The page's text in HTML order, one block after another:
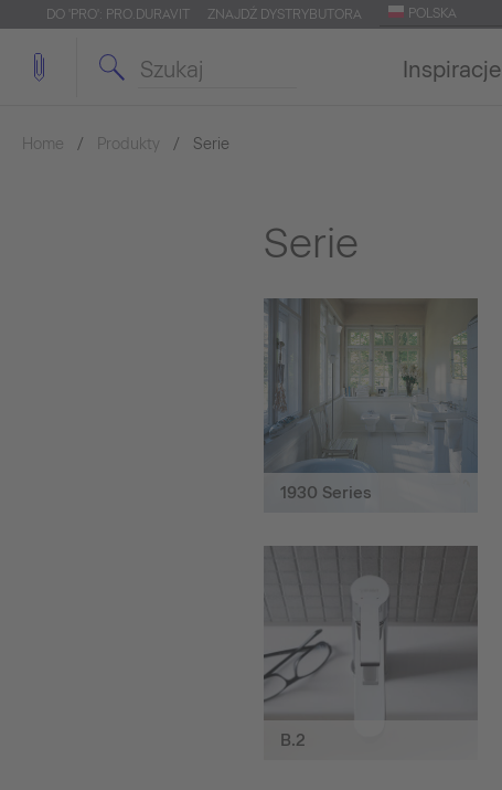
DO 'PRO': PRO.DURAVIT ZNAJDŹ DYSTRYBUTORA POLSKA
Inspiracje
Home Produkty Serie
Serie
1930 Series
B.2